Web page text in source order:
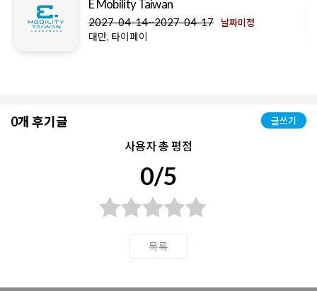
E Mobility Taiwan
2027-04-14~2027-04-17 날짜미정
대만, 타이페이
0개 후기글 글쓰기
사용자 총 평점
0/5
목록